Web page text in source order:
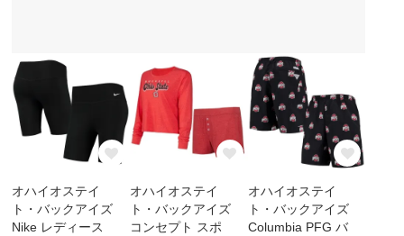
オハイオステイ
ト・バックアイズ
Nike レディース
オハイオステイ
ト・バックアイズ
コンセプト スポ
オハイオステイ
ト・バックアイズ
Columbia PFG バ